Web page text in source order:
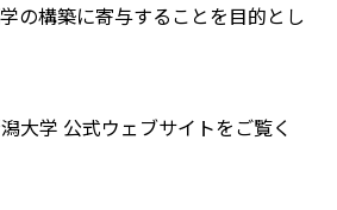
の構築に寄与することを目的とし
大学 公式ウェブサイトをご覧く